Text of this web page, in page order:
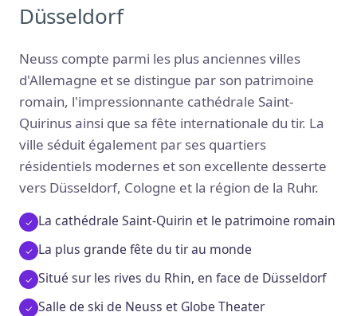
Düsseldorf
Neuss compte parmi les plus anciennes villes
d'Allemagne et se distingue par son patrimoine
romain, l'impressionnante cathédrale Saint-
Quirinus ainsi que sa fête internationale du tir. La
ville séduit également par ses quartiers
résidentiels modernes et son excellente desserte
vers Düsseldorf, Cologne et la région de la Ruhr.
La cathédrale Saint-Quirin et le patrimoine romain
La plus grande fête du tir au monde
Situé sur les rives du Rhin, en face de Düsseldorf
Salle de ski de Neuss et Globe Theater